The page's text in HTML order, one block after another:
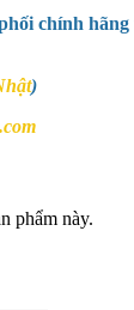
chính hãng
)
phẩm này.